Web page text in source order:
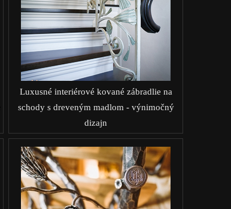
Luxusné interiérové kované zábradlie na
schody s dreveným madlom - výnimočný
dizajn